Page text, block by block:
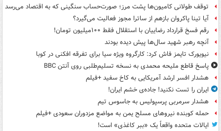
توقف طولانی کامیون‌ها پشت مرز؛ صورت‌حساب سنگینی که به اقتصاد می‌رسد
آیا تینا پاکروان بازهم از ساترا مجوز فعالیت می‌گیرد؟
رقم فسخ قرارداد رضاییان با استقلال فقط ۱۰۰میلیون تومان!
آنچه رهبر شهید سال‌ها پیش دیده بودند
نیویورک تایمز فاش کرد: کارگروه ویژه سیا برای تفرقه افکنی در کوبا
پاسخ قاطع ملیحه محمدی به نسخه تسلیم‌طلبی روی آنتن BBC
هشدار افسر ارشد آمریکایی به کاخ سفید +فیلم
ایران را تست نکنید! جاده‌ی خشم ایران!
هشدار سرمربی پرسپولیس به جاسوس تیم
حمله کوبنده نیروهای مسلح یمن به مواضع مزدوران سعودی +فیلم
ایالات متحده واقعاً یک «ببر کاغذی» است!